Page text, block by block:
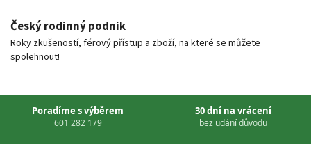
Český rodinný podnik
Roky zkušeností, férový přístup a zboží, na které se můžete
spolehnout!
Poradíme s výběrem
601 282 179
30 dní na vrácení
bez udání důvodu